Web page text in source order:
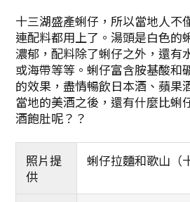
十三湖盛產蜊仔，所以當地人不
連配料都用上了。湯頭是白色的
濃郁，配料除了蜊仔之外，還有
或海帶等等。蜊仔富含胺基酸和
的效果，盡情暢飲日本酒、蘋果
當地的美酒之後，還有什麼比蜊
酒飽肚呢？？
照片提
供
蜊仔拉麵和歌山（